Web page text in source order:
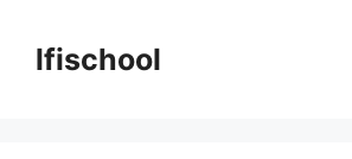
contentlfischool